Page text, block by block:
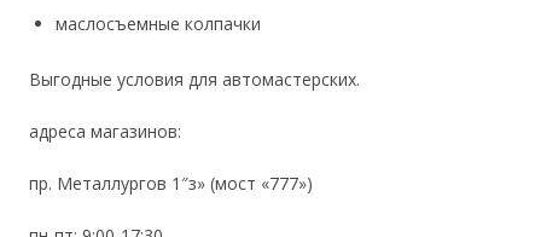
маслосъемные колпачки
Выгодные условия для автомастерских.
адреса магазинов:
пр. Металлургов 1″з» (мост «777»)